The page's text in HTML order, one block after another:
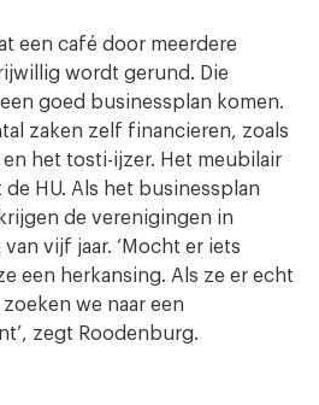
een café door meerdere
wordt gerund. Die
goed businessplan komen.
zaken zelf financieren, zoals
het tosti-ijzer. Het meubilair
HU. Als het businessplan
de verenigingen in
vijf jaar. ‘Mocht er iets
een herkansing. Als ze er echt
we naar een
zegt Roodenburg.